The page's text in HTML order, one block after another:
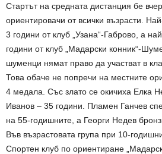
Стартът на средната дистанция бе
ориентировачи от всички възрасти.
3 години от клуб „Узана“-Габрово, а
години от клуб „Мадарски конник“-
шуменци нямат право да участват в
Това обаче не попречи на местните
4 медала. Със злато се окичиха Елка
Иванов – 35 години. Пламен Ганчев
на 55-годишните, а Георги Недев
Във възрастовата група при 10-
Спортен клуб по ориентиране